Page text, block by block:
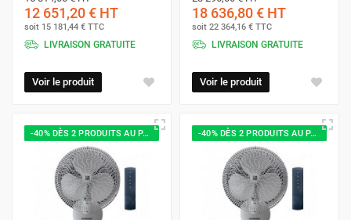
12 651,20 € HT
soit 15 181,44 € TTC
LIVRAISON GRATUITE
Voir le produit
18 636,80 € HT
soit 22 364,16 € TTC
LIVRAISON GRATUITE
Voir le produit
-40% DÈS 2 PRODUITS AU PANIER -40% DÈS 2 PRODUITS AU PANIER